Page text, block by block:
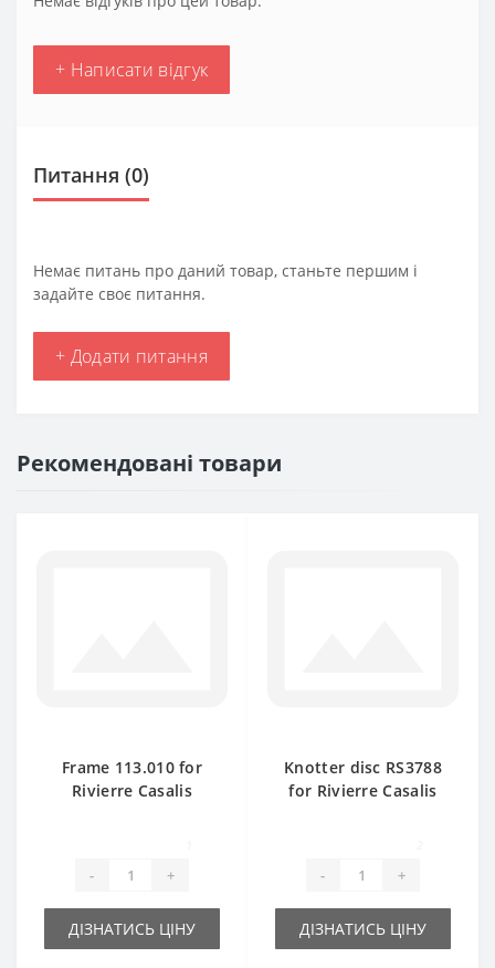
+ Написати відгук
Питання (0)
Немає питань про даний товар, станьте першим і
задайте своє питання.
+ Додати питання
Рекомендовані товари
Frame 113.010 for
Rivierre Casalis
- +
ДІЗНАТИСЬ ЦІНУ
Knotter disc RS3788
for Rivierre Casalis
- +
ДІЗНАТИСЬ ЦІНУ